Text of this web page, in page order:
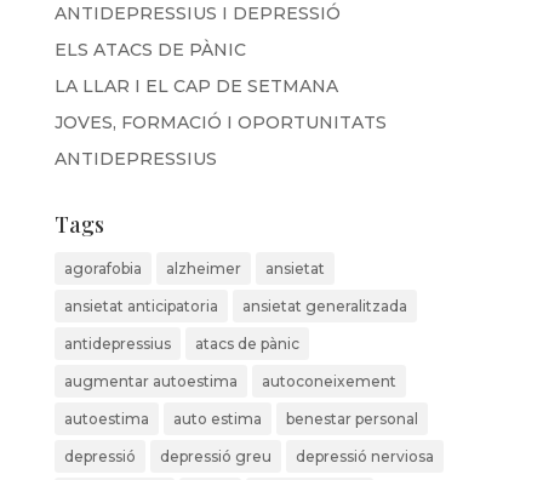
ANTIDEPRESSIUS I DEPRESSIÓ
ELS ATACS DE PÀNIC
LA LLAR I EL CAP DE SETMANA
JOVES, FORMACIÓ I OPORTUNITATS
ANTIDEPRESSIUS
Tags
agorafobia alzheimer ansietat
ansietat anticipatoria ansietat generalitzada
antidepressius atacs de pànic
augmentar autoestima autoconeixement
autoestima auto estima benestar personal
depressió depressió greu depressió nerviosa